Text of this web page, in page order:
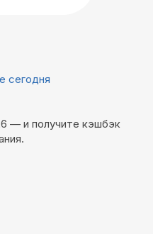
сегодня
— и получите кэшбэк